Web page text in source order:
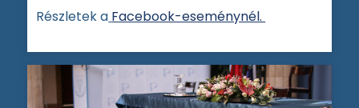
Részletek a Facebook-eseménynél.